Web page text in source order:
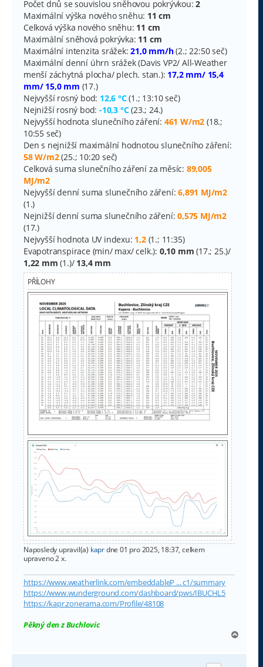
Počet dnů se souvislou sněhovou pokrývkou:2
Maximální výška nového sněhu: 11 cm
Celková výška nového sněhu: 11 cm
Maximální sněhová pokrývka: 11 cm
Maximální intenzita srážek:21,0 mm/h(2.; 22:50 seč)
Maximální denní úhrn srážek (Davis VP2/ All-Weather
menší záchytná plocha/ plech. stan.): 17,2 mm/ 15,4
mm/ 15,0 mm (17.)
Nejvyšší rosný bod: 12,6 °C(1.; 13:10 seč)
Nejnižší rosný bod: -10,3 °C(23.; 24.)
Nejvyšší hodnota slunečního záření: 461 W/m2 (18.;
10:55 seč)
Den s nejnižší maximální hodnotou slunečního záření:
58 W/m2(25.; 10:20 seč)
Celková suma slunečního záření za měsíc: 89,005
MJ/m2
Nejvyšší denní suma slunečního záření:6,891 MJ/m2
(1.)
Nejnižší denní suma slunečního záření:0,575 MJ/m2
(17.)
Nejvyšší hodnota UV indexu: 1,2(1.; 11:35)
Evapotranspirace (min/ max/ celk.): 0,10 mm (17.; 25.)/
1,22 mm (1.)/ 13,4 mm
PŘÍLOHY
Naposledy upravil(a) kaprdne 01 pro 2025, 18:37, celkem
upraveno 2 x.
https://www.weatherlink.com/embeddableP ... c1/summary
https://www.wunderground.com/dashboard/pws/IBUCHL5
https://kapr.zonerama.com/Profile/48108
Pěkný den z Buchlovic
h